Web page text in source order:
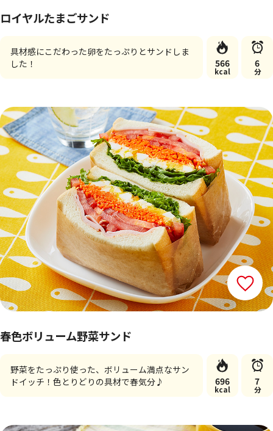
ロイヤルたまごサンド
具材感にこだわった卵をたっぷりとサンドしま
した！
566
kcal
6
分
春色ボリューム野菜サンド
野菜をたっぷり使った、ボリューム満点なサン
ドイッチ！色とりどりの具材で春気分♪
696
kcal
7
分